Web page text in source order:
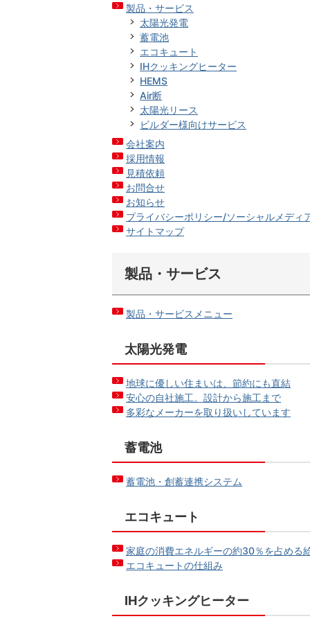
製品・サービス
太陽光発電
蓄電池
エコキュート
IHクッキングヒーター
HEMS
Air断
太陽光リース
ビルダー様向けサービス
会社案内
採用情報
見積依頼
お問合せ
お知らせ
プライバシーポリシー/ソーシャルメディ
サイトマップ
製品・サービス
製品・サービスメニュー
太陽光発電
地球に優しい住まいは、節約にも直結
安心の自社施工。設計から施工まで
多彩なメーカーを取り扱いしています
蓄電池
蓄電池・創蓄連携システム
エコキュート
家庭の消費エネルギーの約30％を占める
エコキュートの仕組み
IHクッキングヒーター